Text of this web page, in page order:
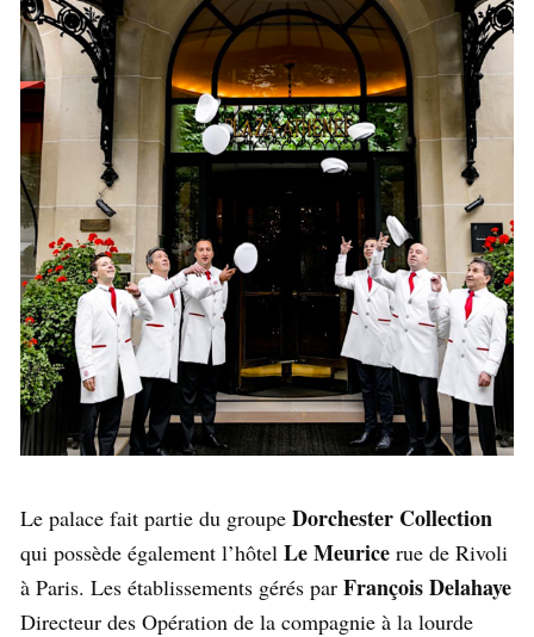
Le palace fait partie du groupe Dorchester Collection
qui possède également l’hôtel Le Meurice rue de Rivoli
à Paris. Les établissements gérés par François Delahaye
Directeur des Opération de la compagnie à la lourde